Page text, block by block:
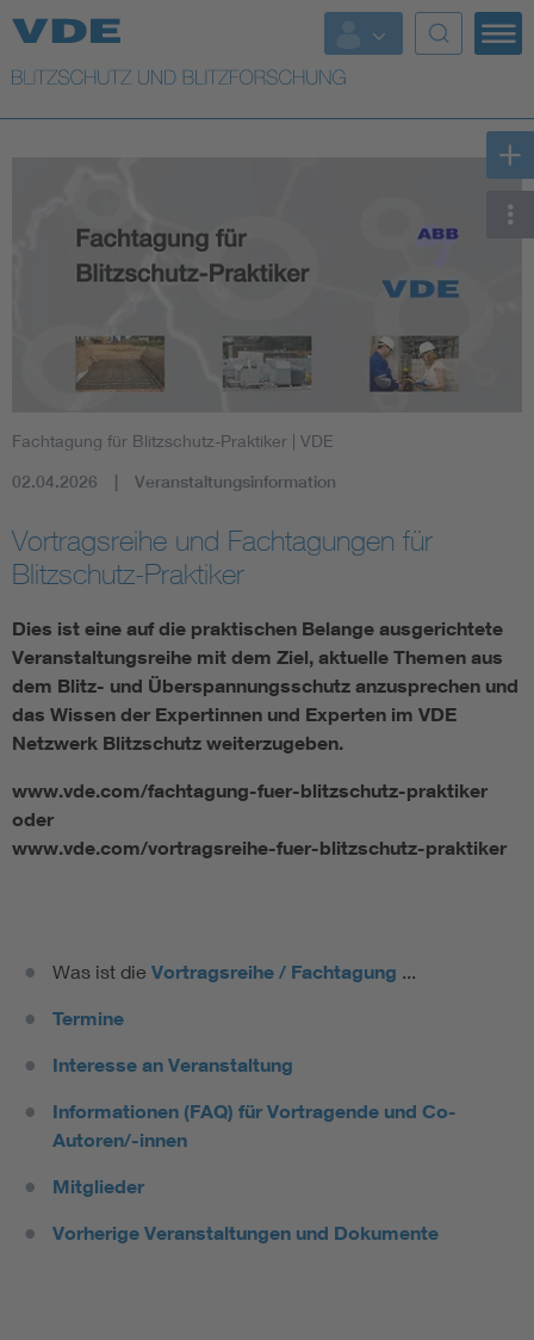
Top Themen
Top Themen Weitere Themen
Fachtagung für Blitzschutz-Praktiker | VDE
02.04.2026 Veranstaltungsinformation
Vortragsreihe und Fachtagungen für
Blitzschutz-Praktiker
Dies ist eine auf die praktischen Belange ausgerichtete
Veranstaltungsreihe mit dem Ziel, aktuelle Themen aus
dem Blitz- und Überspannungsschutz anzusprechen und
das Wissen der Expertinnen und Experten im VDE
Netzwerk Blitzschutz weiterzugeben.
www.vde.com/fachtagung-fuer-blitzschutz-praktiker
oder
www.vde.com/vortragsreihe-fuer-blitzschutz-praktiker
Was ist die Vortragsreihe / Fachtagung ...
Termine
Interesse an Veranstaltung
Informationen (FAQ) für Vortragende und Co-
Autoren/-innen
Mitglieder
Vorherige Veranstaltungen und Dokumente